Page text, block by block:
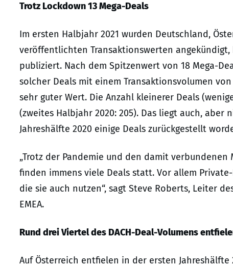
Trotz Lockdown 13 Mega-Deals
Im ersten Halbjahr 2021 wurden Deutschland,
veröffentlichten Transaktionswerten
publiziert. Nach dem Spitzenwert von 18 Mega-
solcher Deals mit einem Transaktionsvolumen
sehr guter Wert. Die Anzahl kleinerer Deals
(zweites Halbjahr 2020: 205). Das liegt auch,
Jahreshälfte 2020 einige Deals zurückgestellt
„Trotz der Pandemie und den damit
finden immens viele Deals statt. Vor allem
die sie auch nutzen“, sagt Steve Roberts, Leiter
EMEA.
Rund drei Viertel des DACH-Deal-Volumens
Auf Österreich entfielen in der ersten Jahreshälfte